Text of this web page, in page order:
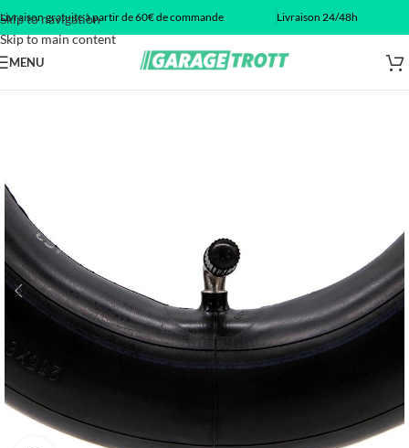
Skip to navigation
Skip to main content
Livraison gratuite à partir de 60€ de commande Livraison 24/48h
MENU